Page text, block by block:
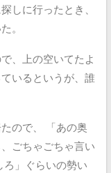
しに行ったとき、
。
、上の空いてたよ
いるというが、誰
ので、
「あの奥
ごちゃごちゃ言い
ろ」ぐらいの勢い